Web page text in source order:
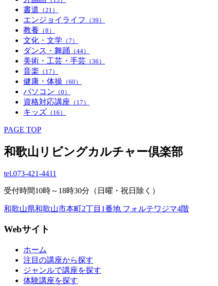
書道 （21）
エンジョイライフ （39）
教養 （8）
文化・文学 （7）
ダンス・舞踊 （44）
美術・工芸・手芸 （36）
音楽 （17）
健康・体操 （60）
パソコン （0）
資格対応講座 （17）
キッズ （16）
PAGE TOP
和歌山リビングカルチャー倶楽部
tel.073-421-4411
受付時間10時～18時30分（日曜・祝日除く）
和歌山県和歌山市本町2丁目1番地 フォルテワジマ4階
Webサイト
ホーム
注目の講座から探す
ジャンルで講座を探す
体験講座を探す